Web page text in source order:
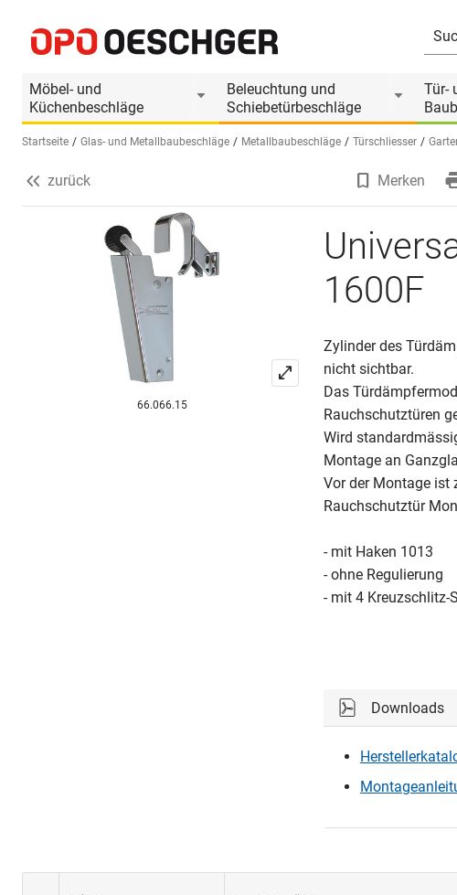
Möbel- und
Küchenbeschläge
Beleuchtung und
Schiebetürbeschläge
Tür-
Sprache wählen (DE)
Startseite Glas- und Metallbaubeschläge Metallbaubeschläge Türschliesser
Produktinformationen
Passendes Zubehör
zurück Merken
66.066.15
1600F
Zylinder des
nicht sichtbar.
Das
Rauchschutztüren
Wird
Montage an
Vor der Montage ist
Rauchschutztür
- mit Haken 1013
- ohne Regulierung
- mit 4 Kreuzschlitz-
Downloads